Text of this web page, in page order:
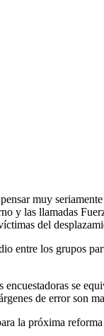
muy
y las llamadas
del
entre los grupos
se
de error son
la próxima